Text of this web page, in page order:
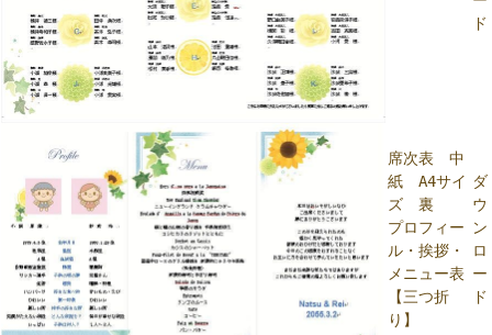
ド
席次表 中
紙 A4サイ
ズ 裏
プロフィー
ル・挨拶・
メニュー表
【三つ折
り】
ダ
ウ
ン
ロ
ー
ド